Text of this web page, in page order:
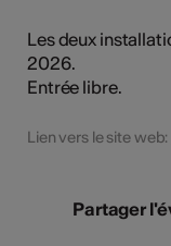
Les deux
2026.
Entrée libre.
Lien vers le site web:
Partager